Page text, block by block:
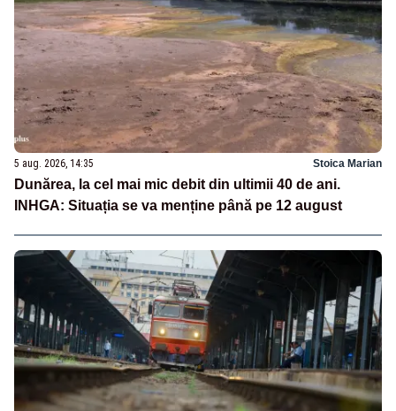
5 aug. 2026, 14:35 Stoica Marian
Dunărea, la cel mai mic debit din ultimii 40 de ani.
INHGA: Situația se va menține până pe 12 august